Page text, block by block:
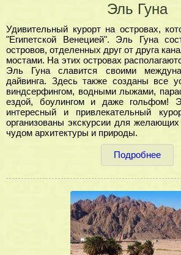
Эль Гуна
Удивительный курорт на островах,
"Египетской Венецией". Эль Гуна
островов, отделенных друг от друга
мостами. На этих островах
Эль Гуна славится своими
дайвинга. Здесь также созданы все
виндсерфингом, водными лыжами,
ездой, боулингом и даже гольфом!
интересный и привлекательный
организованы экскурсии для
чудом архитектуры и природы.
Подробнее